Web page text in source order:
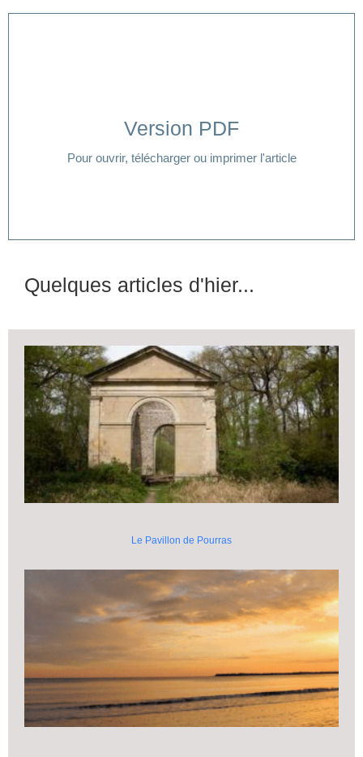
Version PDF
Pour ouvrir, télécharger ou imprimer l'article
Cliquer ici
Quelques articles d'hier...
Le Pavillon de Pourras